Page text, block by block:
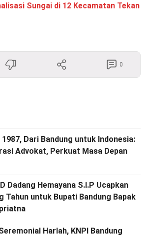
Sungai di 12 Kecamatan Tekan
0
1987, Dari Bandung untuk Indonesia:
Advokat, Perkuat Masa Depan
Dadang Hemayana S.I.P Ucapkan
Tahun untuk Bupati Bandung Bapak
Harlah, KNPI Bandung